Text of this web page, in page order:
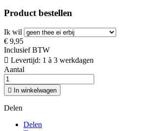
Product bestellen
Ik wil
€ 9,95
Inclusief BTW
 Levertijd: 1 à 3 werkdagen
Aantal
 In winkelwagen
Delen
Delen